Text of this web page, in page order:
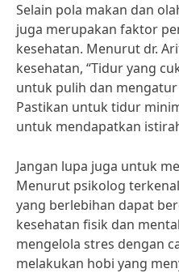
Selain pola makan dan
juga merupakan faktor
kesehatan. Menurut dr.
kesehatan, “Tidur yang
untuk pulih dan
Pastikan untuk tidur
untuk mendapatkan
Jangan lupa juga untuk
Menurut psikolog
yang berlebihan dapat
kesehatan fisik dan
mengelola stres dengan
melakukan hobi yang